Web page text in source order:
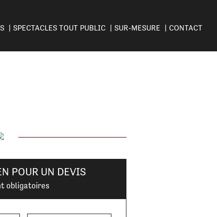
SPECTACLES TOUT PUBLIC SUR-MESURE CONTACT
POUR UN DEVIS
obligatoires